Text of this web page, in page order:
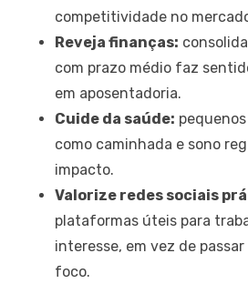
competitividade no
Reveja finanças:
com prazo médio faz
em aposentadoria.
Cuide da saúde:
como caminhada e sono
impacto.
Valorize redes sociais
plataformas úteis para
interesse, em vez de
foco.